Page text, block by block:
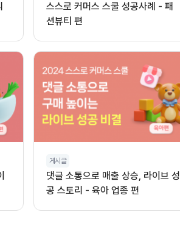
스스로 커머스 스쿨 성공사례 - 패
션뷰티 편
게시글
댓글 소통으로 매출 상승, 라이브 성
공 스토리 - 육아 업종 편